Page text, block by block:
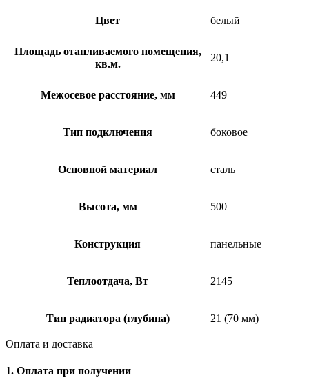
Цвет белый
Площадь отапливаемого помещения,
кв.м.
20,1
Межосевое расстояние, мм 449
Тип подключения боковое
Основной материал сталь
Высота, мм 500
Конструкция панельные
Теплоотдача, Вт 2145
Тип радиатора (глубина) 21 (70 мм)
Оплата и доставка
1. Оплата при получении